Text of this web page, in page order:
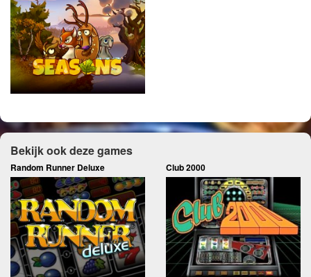
Bekijk ook deze games
Random Runner Deluxe Club 2000